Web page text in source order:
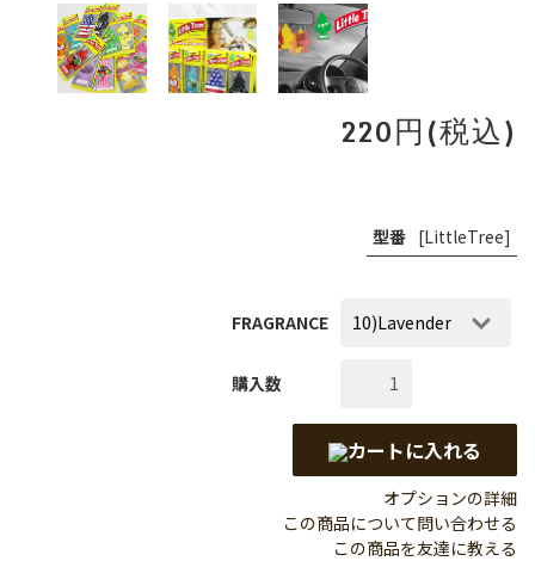
220円(税込)
型番 [LittleTree]
FRAGRANCE
購入数
カートに入れる
オプションの詳細
この商品について問い合わせる
この商品を友達に教える